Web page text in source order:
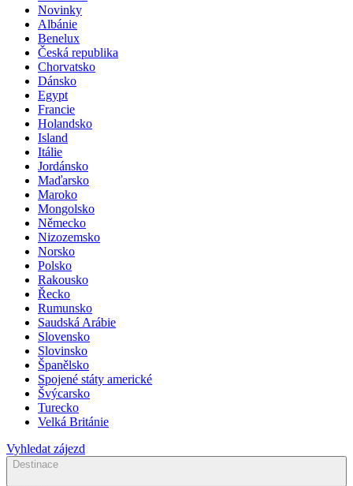
Novinky
Albánie
Benelux
Česká republika
Chorvatsko
Dánsko
Egypt
Francie
Holandsko
Island
Itálie
Jordánsko
Maďarsko
Maroko
Mongolsko
Německo
Nizozemsko
Norsko
Polsko
Rakousko
Řecko
Rumunsko
Saudská Arábie
Slovensko
Slovinsko
Španělsko
Spojené státy americké
Švýcarsko
Turecko
Velká Británie
Vyhledat zájezd
Destinace